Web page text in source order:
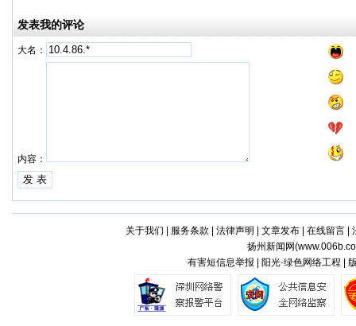
发表我的评论
大名：
内容：
关于我们 服务条款 法律声明 文章发布| 在线留言|
扬州新闻网(
有害短信息举报 | 阳光·绿色网络工程 |